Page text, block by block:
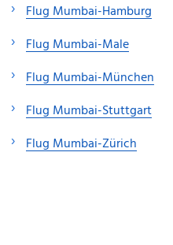
Flug Mumbai-Hamburg
Flug Mumbai-Male
Flug Mumbai-München
Flug Mumbai-Stuttgart
Flug Mumbai-Zürich